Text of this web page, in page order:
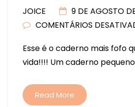
JOICE
9 DE AGOSTO
COMENTÁRIOS
Esse é o caderno mais fofo
vida!!!! Um caderno
Read More